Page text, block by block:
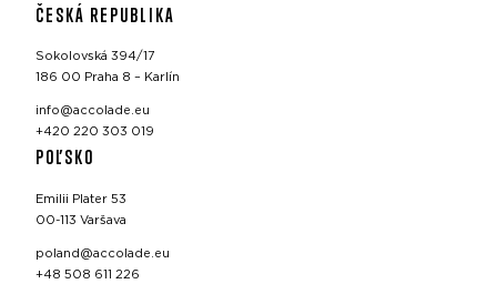
ČESKÁ REPUBLIKA
Sokolovská 394/17
186 00 Praha 8 – Karlín
info@accolade.eu
+420 220 303 019
POĽSKO
Emilii Plater 53
00-113 Varšava
poland@accolade.eu
+48 508 611 226